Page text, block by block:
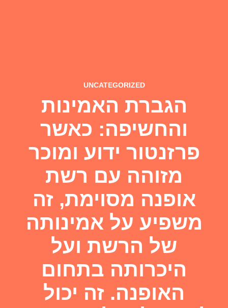
UNCATEGORIZED
הגברת האמינות
והחשיפה: כאשר
פרזנטור ידוע ומוכר
מזוהה עם רשת
אופנה מסוימת, זה
משפיע על אמינותה
של הרשת ועל
היכרותה בתחום
האופנה. זה יכול